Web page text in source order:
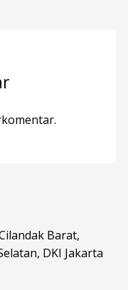
Barat,
DKI Jakarta